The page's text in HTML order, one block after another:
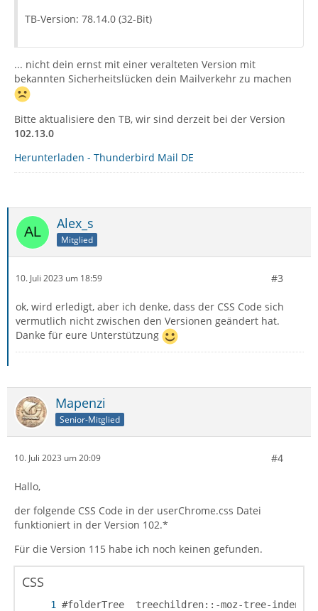
TB-Version: 78.14.0 (32-Bit)
... nicht dein ernst mit einer veralteten Version mit
bekannten Sicherheitslücken dein Mailverkehr zu machen
Bitte aktualisiere den TB, wir sind derzeit bei der Version
102.13.0
Herunterladen - Thunderbird Mail DE
Alex_s
Mitglied
10. Juli 2023 um 18:59 #3
ok, wird erledigt, aber ich denke, dass der CSS Code sich
vermutlich nicht zwischen den Versionen geändert hat.
Danke für eure Unterstützung
Mapenzi
Senior-Mitglied
10. Juli 2023 um 20:09 #4
Hallo,
der folgende CSS Code in der userChrome.css Datei
funktioniert in der Version 102.*
Für die Version 115 habe ich noch keinen gefunden.
CSS